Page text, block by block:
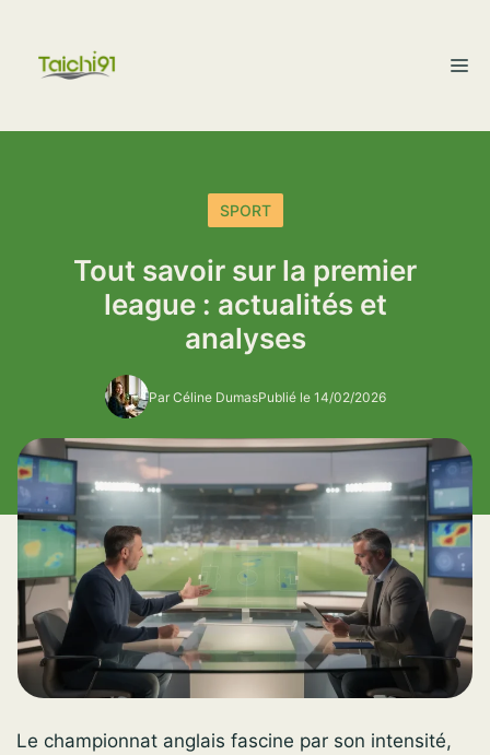
contenu
SPORT
Tout savoir sur la premier
league : actualités et
analyses
Par Céline DumasPublié le 14/02/2026
Le championnat anglais fascine par son intensité,